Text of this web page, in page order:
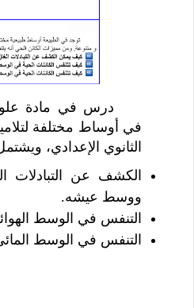
درس في مادة
في أوساط مختلفة
الثانوي الإعدادي،
الكشف عن التبادلات
ووسط عيشه.
التنفس في الوسط
التنفس في الوسط